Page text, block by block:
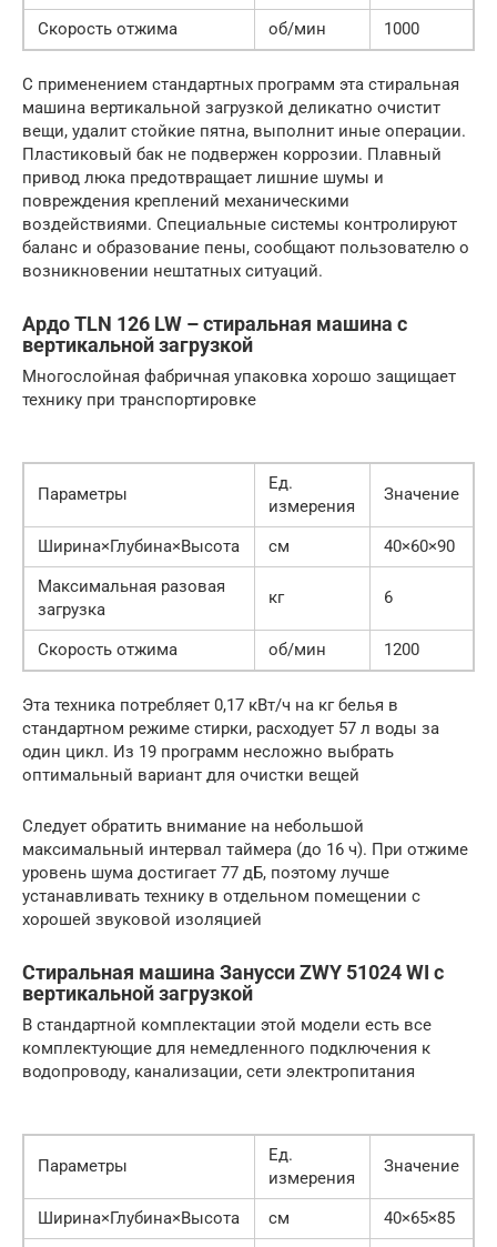
Скорость отжима об/мин 1000
С применением стандартных программ эта стиральная
машина вертикальной загрузкой деликатно очистит
вещи, удалит стойкие пятна, выполнит иные операции.
Пластиковый бак не подвержен коррозии. Плавный
привод люка предотвращает лишние шумы и
повреждения креплений механическими
воздействиями. Специальные системы контролируют
баланс и образование пены, сообщают пользователю о
возникновении нештатных ситуаций.
Ардо TLN 126 LW – стиральная машина с
вертикальной загрузкой
Многослойная фабричная упаковка хорошо защищает
технику при транспортировке
Параметры
Ед.
измерения
Значение
Ширина×Глубина×Высота см
40×60×90
Максимальная разовая
загрузка
кг 6
Скорость отжима об/мин 1200
Эта техника потребляет 0,17 кВт/ч на кг белья в
стандартном режиме стирки, расходует 57 л воды за
один цикл. Из 19 программ несложно выбрать
оптимальный вариант для очистки вещей
Следует обратить внимание на небольшой
максимальный интервал таймера (до 16 ч). При отжиме
уровень шума достигает 77 дБ, поэтому лучше
устанавливать технику в отдельном помещении с
хорошей звуковой изоляцией
Стиральная машина Занусси ZWY 51024 WI с
вертикальной загрузкой
В стандартной комплектации этой модели есть все
комплектующие для немедленного подключения к
водопроводу, канализации, сети электропитания
Параметры
Ед.
измерения
Значение
Ширина×Глубина×Высота см
40×65×85